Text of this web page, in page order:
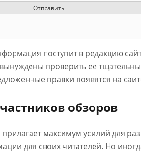
поступит в редакцию
проверить ее
правки появятся на
обзоров
максимум усилий для
для своих читателей. Но